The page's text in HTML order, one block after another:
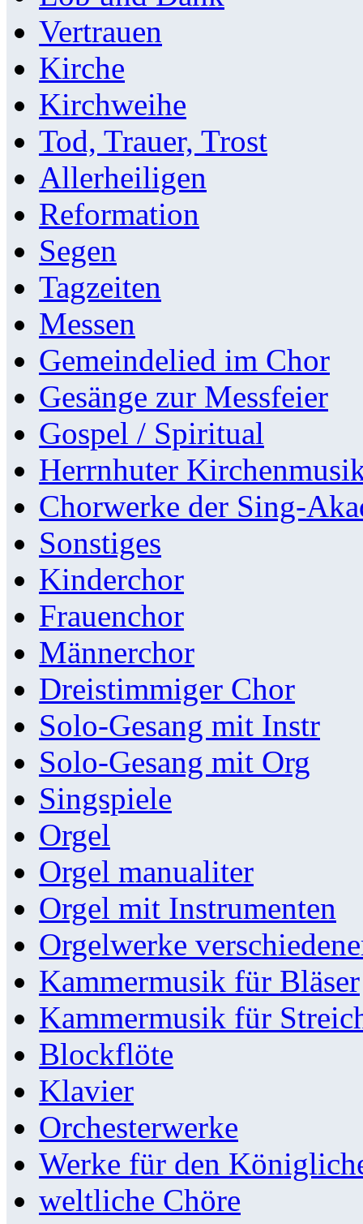
Vertrauen
Kirche
Kirchweihe
Tod, Trauer, Trost
Allerheiligen
Reformation
Segen
Tagzeiten
Messen
Gemeindelied im Chor
Gesänge zur Messfeier
Gospel / Spiritual
Herrnhuter
Chorwerke der Sing-
Sonstiges
Kinderchor
Frauenchor
Männerchor
Dreistimmiger Chor
Solo-Gesang mit Instr
Solo-Gesang mit Org
Singspiele
Orgel
Orgel manualiter
Orgel mit Instrumenten
Orgelwerke
Kammermusik für Bläser
Kammermusik für
Blockflöte
Klavier
Orchesterwerke
Werke für den
weltliche Chöre